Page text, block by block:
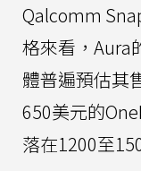
Qalcomm
格來看，Aura
體普遍預估其
650美元的
落在1200至